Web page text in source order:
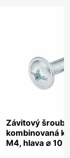
Závitový šroub,
kombinovaná
M4, hlava ⌀ 10